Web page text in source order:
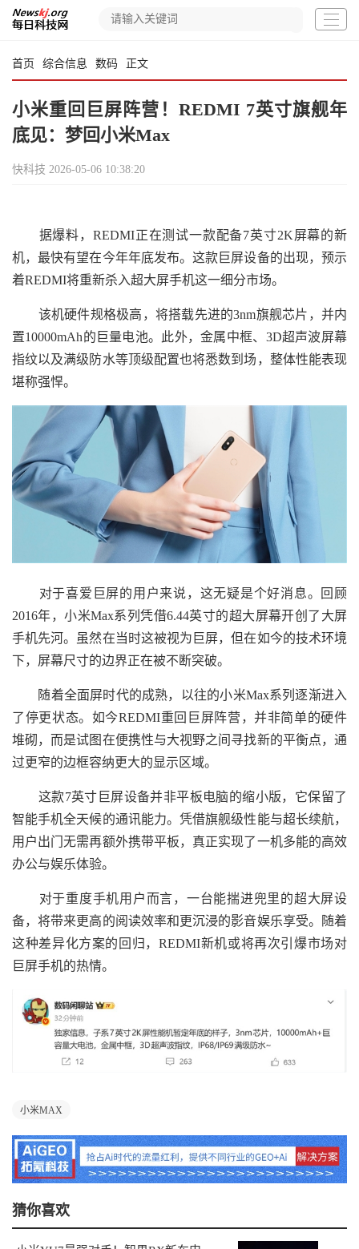
首页 综合信息 数码 正文
小米重回巨屏阵营！REDMI 7英寸旗舰年
底见：梦回小米Max
快科技 2026-05-06 10:38:20
据爆料，REDMI正在测试一款配备7英寸2K屏幕的新
机，最快有望在今年年底发布。这款巨屏设备的出现，预示
着REDMI将重新杀入超大屏手机这一细分市场。
该机硬件规格极高，将搭载先进的3nm旗舰芯片，并内
置10000mAh的巨量电池。此外，金属中框、3D超声波屏幕
指纹以及满级防水等顶级配置也将悉数到场，整体性能表现
堪称强悍。
对于喜爱巨屏的用户来说，这无疑是个好消息。回顾
2016年，小米Max系列凭借6.44英寸的超大屏幕开创了大屏
手机先河。虽然在当时这被视为巨屏，但在如今的技术环境
下，屏幕尺寸的边界正在被不断突破。
随着全面屏时代的成熟，以往的小米Max系列逐渐进入
了停更状态。如今REDMI重回巨屏阵营，并非简单的硬件
堆砌，而是试图在便携性与大视野之间寻找新的平衡点，通
过更窄的边框容纳更大的显示区域。
这款7英寸巨屏设备并非平板电脑的缩小版，它保留了
智能手机全天候的通讯能力。凭借旗舰级性能与超长续航，
用户出门无需再额外携带平板，真正实现了一机多能的高效
办公与娱乐体验。
对于重度手机用户而言，一台能揣进兜里的超大屏设
备，将带来更高的阅读效率和更沉浸的影音娱乐享受。随着
这种差异化方案的回归，REDMI新机或将再次引爆市场对
巨屏手机的热情。
小米MAX
猜你喜欢